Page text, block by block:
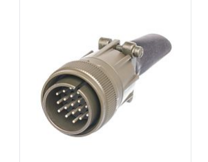
В избранное Сравнение